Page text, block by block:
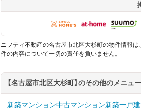
ニフティ不動産の名古屋市北区大杉町の物件情報
件の内容について一切の責任を負いません。
【名古屋市北区大杉町】のその他のメニュ
新築マンション中古マンション新築一戸